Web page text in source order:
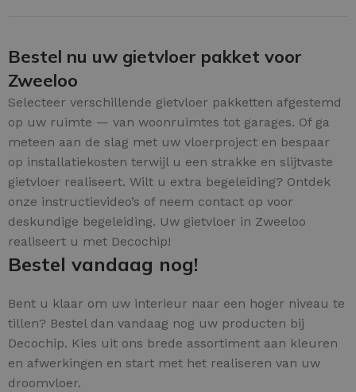
Bestel nu uw gietvloer pakket voor
Zweeloo
Selecteer verschillende gietvloer pakketten afgestemd
op uw ruimte — van woonruimtes tot garages. Of ga
meteen aan de slag met uw vloerproject en bespaar
op installatiekosten terwijl u een strakke en slijtvaste
gietvloer realiseert. Wilt u extra begeleiding? Ontdek
onze instructievideo’s of neem contact op voor
deskundige begeleiding. Uw gietvloer in Zweeloo
realiseert u met Decochip!
Bestel vandaag nog!
Bent u klaar om uw interieur naar een hoger niveau te
tillen? Bestel dan vandaag nog uw producten bij
Decochip. Kies uit ons brede assortiment aan kleuren
en afwerkingen en start met het realiseren van uw
droomvloer.